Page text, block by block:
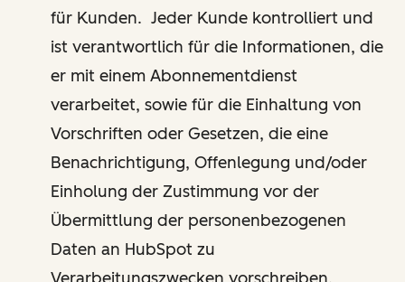
für Kunden. Jeder Kunde kontrolliert und
ist verantwortlich für die Informationen, die
er mit einem Abonnementdienst
verarbeitet, sowie für die Einhaltung von
Vorschriften oder Gesetzen, die eine
Benachrichtigung, Offenlegung und/oder
Einholung der Zustimmung vor der
Übermittlung der personenbezogenen
Daten an HubSpot zu